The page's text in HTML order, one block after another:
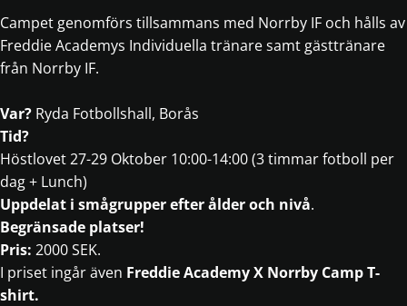
Campet genomförs tillsammans med Norrby IF och hålls av
Freddie Academys Individuella tränare samt gästtränare
från Norrby IF.
Var? Ryda Fotbollshall, Borås
Tid?
Höstlovet 27-29 Oktober 10:00-14:00 (3 timmar fotboll per
dag + Lunch)
Uppdelat i smågrupper efter ålder och nivå.
Begränsade platser!
Pris: 2000 SEK.
I priset ingår även Freddie Academy X Norrby Camp T-
shirt.